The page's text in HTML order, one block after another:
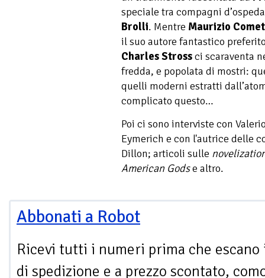
speciale tra compagni
Brolli. Mentre Maurizio
il suo autore fantastico
Charles Strossci scaraventa
fredda, e popolata di mostri:
quelli moderni estratti
complicato questo…
Poi ci sono interviste con
Eymerich e con l'autrice delle
Dillon; articoli sulle
American Godse altro.
Abbonati a Robot
Ricevi tutti i numeri prima che escano
di spedizione e a prezzo scontato,